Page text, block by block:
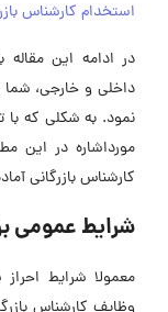
استخدام کارشناس
در ادامه این مقاله
داخلی و خارجی، شما
نمود. به شکلی که
مورداشاره در این
کارشناس بازرگانی
شرایط عمومی
معمولا شرایط